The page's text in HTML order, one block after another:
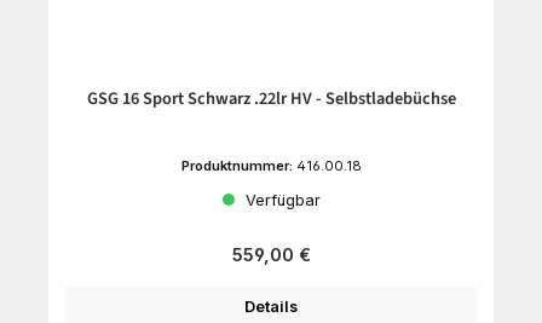
GSG 16 Sport Schwarz .22lr HV - Selbstladebüchse
Produktnummer: 416.00.18
Verfügbar
Regulärer Preis:
559,00 €
Details